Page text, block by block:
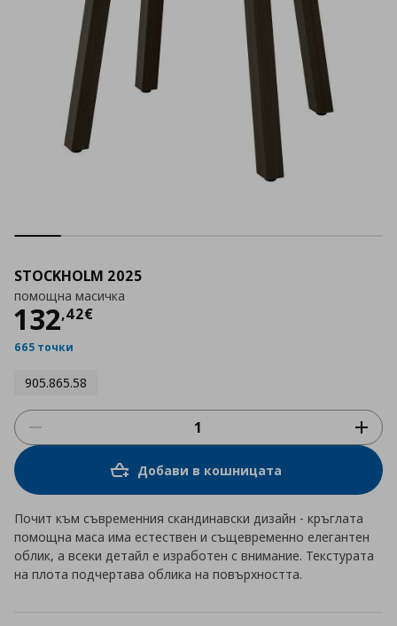
STOCKHOLM 2025
помощна масичка
132,42€
Цена
665 точки
905.865.58
Добави в кошницата
Почит към съвременния скандинавски дизайн - кръглата
помощна маса има естествен и същевременно елегантен
облик, а всеки детайл е изработен с внимание. Текстурата
на плота подчертава облика на повърхността.